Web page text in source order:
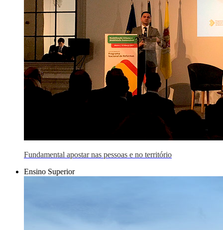
Fundamental apostar nas pessoas e no território
Ensino Superior